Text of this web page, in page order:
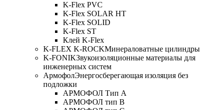
K-Flex PVC
K-Flex SOLAR HT
K-Flex SOLID
K-Flex ST
Клей K-Flex
K-FLEX K-ROCKМинераловатные цилиндры
K-FONIKЗвукоизоляционные материалы для
инженерных систем
АрмофолЭнергосберегающая изоляция без
подложки
АРМОФОЛ Тип А
АРМОФОЛ тип В